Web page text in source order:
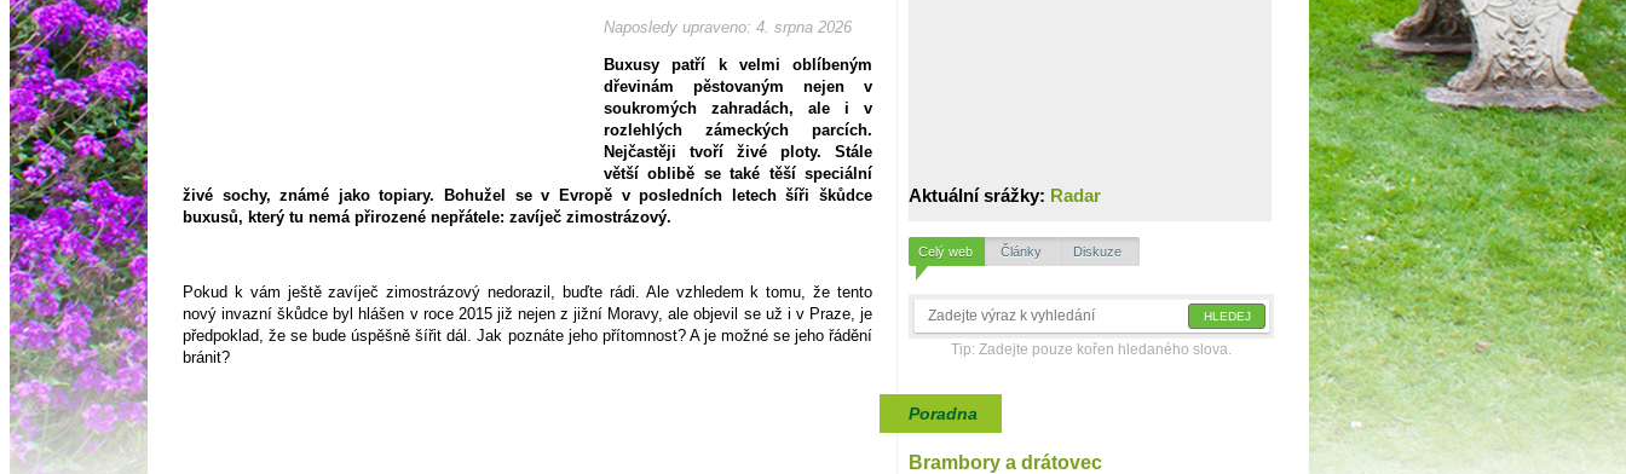
Naposledy upraveno: 4. srpna 2026
Buxusy patří k velmi oblíbeným
dřevinám pěstovaným nejen v
soukromých zahradách, ale i v
rozlehlých zámeckých parcích.
Nejčastěji tvoří živé ploty. Stále
větší oblibě se také těší speciální
živé sochy, známé jako topiary. Bohužel se v Evropě v posledních letech šíři škůdce
buxusů, který tu nemá přirozené nepřátele: zavíječ zimostrázový.
Pokud k vám ještě zavíječ zimostrázový nedorazil, buďte rádi. Ale vzhledem k tomu, že tento
nový invazní škůdce byl hlášen v roce 2015 již nejen z jižní Moravy, ale objevil se už i v Praze, je
předpoklad, že se bude úspěšně šířit dál. Jak poznáte jeho přítomnost? A je možné se jeho řádění
bránit?
Aktuální srážky: Radar
Celý web Články Diskuze
Tip: Zadejte pouze kořen hledaného slova.
Poradna
Brambory a drátovec